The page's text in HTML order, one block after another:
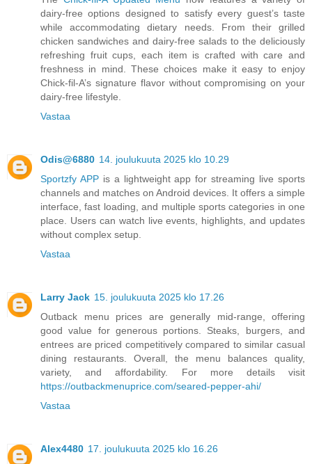
dairy-free options designed to satisfy every guest’s taste
while accommodating dietary needs. From their grilled
chicken sandwiches and dairy-free salads to the deliciously
refreshing fruit cups, each item is crafted with care and
freshness in mind. These choices make it easy to enjoy
Chick-fil-A’s signature flavor without compromising on your
dairy-free lifestyle.
Vastaa
Odis@6880 14. joulukuuta 2025 klo 10.29
Sportzfy APPis a lightweight app for streaming live sports
channels and matches on Android devices. It offers a simple
interface, fast loading, and multiple sports categories in one
place. Users can watch live events, highlights, and updates
without complex setup.
Vastaa
Larry Jack 15. joulukuuta 2025 klo 17.26
Outback menu prices are generally mid-range, offering
good value for generous portions. Steaks, burgers, and
entrees are priced competitively compared to similar casual
dining restaurants. Overall, the menu balances quality,
variety, and affordability. For more details visit
https://outbackmenuprice.com/seared-pepper-ahi/
Vastaa
Alex4480 17. joulukuuta 2025 klo 16.26